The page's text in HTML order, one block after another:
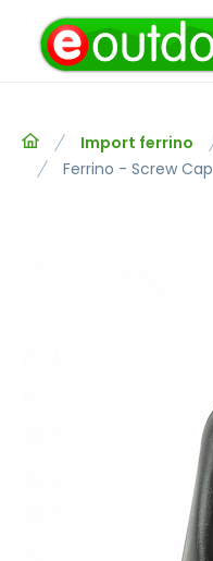
Import ferrino
Ferrino - Screw Cap